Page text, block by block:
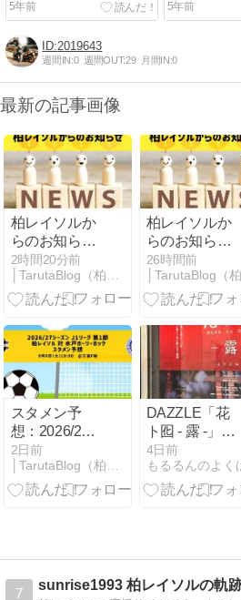
5年前 5年前
2019643
週間IN:0 週間OUT:29 月間IN:0
最新の記事画像
柏レイソルか
らのお知ら
せ：2026年8
月8日
2時間20分前
│TarutaBlog（柏レイソルとともに）
柏レイソルか
らのお知ら
せ：2026年8
月7日
26時間前
スタメン予
想：2026/27
シーズン J１
リーグ 第1節
柏レイソル 対
2日前
│TarutaBlog（柏レイソルとともに）
DAZZLE「花
ト囮 - 露 -」見
てきました。
4日前
7
sunrise1993 柏レイソルの軌